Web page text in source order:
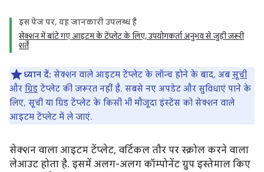
इस पेज पर, यह जानकारी उपलब्ध है
सेक्शन में बांटे गए आइटम के टेंप्लेट के लिए, उपयोगकर्ता अनुभव से जुड़ी ज़रूरी
शर्तें
ध्यान दें: सेक्शन वाले आइटम टेंप्लेट के लॉन्च होने के बाद, अब सूची
और ग्रिड टेंप्लेट की ज़रूरत नहीं है. सबसे नए अपडेट और सुविधाएं पाने के
लिए, सूची या ग्रिड टेंप्लेट के किसी भी मौजूदा इंस्टेंस को सेक्शन वाले
आइटम टेंप्लेट में ले जाएं.
सेक्शन वाला आइटम टेंप्लेट, वर्टिकल तौर पर स्क्रोल करने वाला
लेआउट होता है. इसमें अलग-अलग कॉम्पोनेंट ग्रुप इस्तेमाल किए